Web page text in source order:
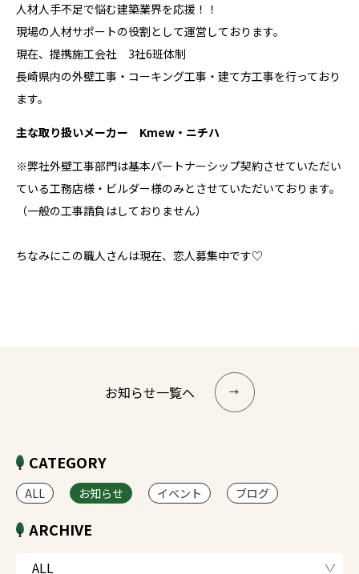
CATEGORY
ALL お知らせ イベント ブログ
ARCHIVE
人材人手不足で悩む建築業界を応援！！
現場の人材サポートの役割として運営しております。
現在、提携施工会社 3社6班体制
長崎県内の外壁工事・コーキング工事・建て方工事を行っており
ます。
主な取り扱いメーカー Kmew・ニチハ
※弊社外壁工事部門は基本パートナーシップ契約させていただい
ている工務店様・ビルダー様のみとさせていただいております。
（一般の工事請負はしておりません）
ちなみにこの職人さんは現在、恋人募集中です♡
お知らせ一覧へ